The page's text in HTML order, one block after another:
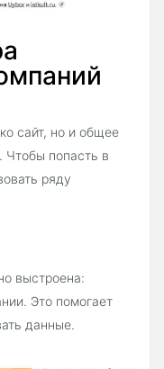
сайт, но и общее
Чтобы попасть в
ряду
выстроена:
Это помогает
данные.